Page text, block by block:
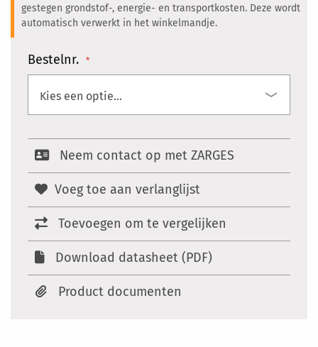
gestegen grondstof-, energie- en transportkosten. Deze wordt
automatisch verwerkt in het winkelmandje.
Bestelnr.
Neem contact op met ZARGES
Voeg toe aan verlanglijst
Toevoegen om te vergelijken
Download datasheet (PDF)
Product documenten